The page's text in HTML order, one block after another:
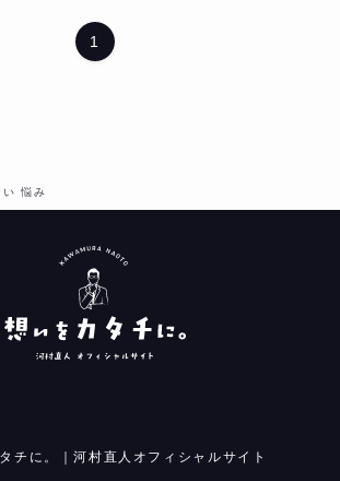
1
い 悩み
チに。｜河村直人オフィシャルサイト